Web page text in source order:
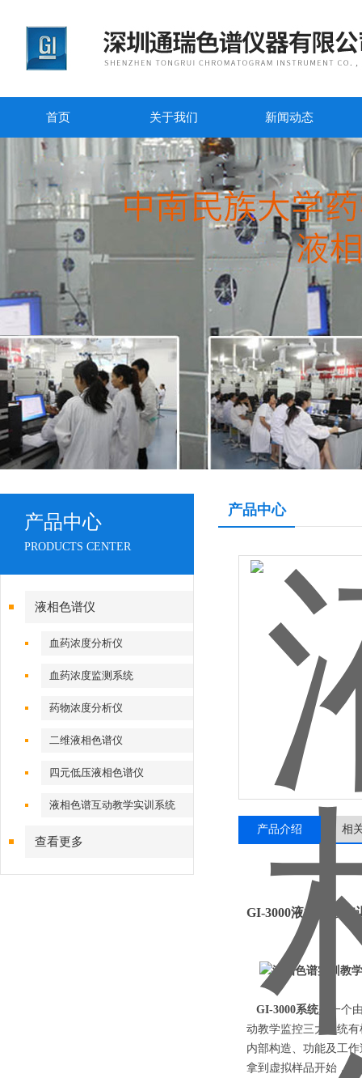
首页 关于我们 新闻动态
产品中心
产品介绍 相
GI-3000液相色谱实
GI-3000系统是一个
动教学监控三大系统
内部构造、 功能及工
拿到虚拟样品开始，
产品中心
PRODUCTS CENTER
液相色谱仪
血药浓度分析仪
血药浓度监测系统
药物浓度分析仪
二维液相色谱仪
四元低压液相色谱仪
液相色谱互动教学实训系统
查看更多